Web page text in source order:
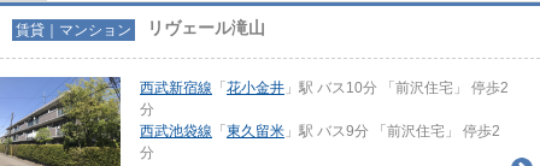
賃貸｜マンション リヴェール滝山
西武新宿線 「 花小金井 」駅 バス10分 「前沢住宅」 停歩2
分
西武池袋線 「 東久留米 」駅 バス9分 「前沢住宅」 停歩2
分